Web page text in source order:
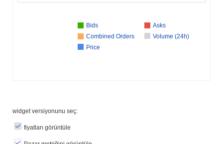
Bids
Asks
Combined Orders
Volume (24h)
Price
widget versiyonunu seç:
fiyatları görüntüle